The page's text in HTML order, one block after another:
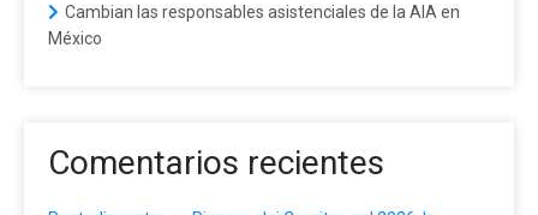
Cambian las responsables asistenciales de la AIA en
México
Comentarios recientes